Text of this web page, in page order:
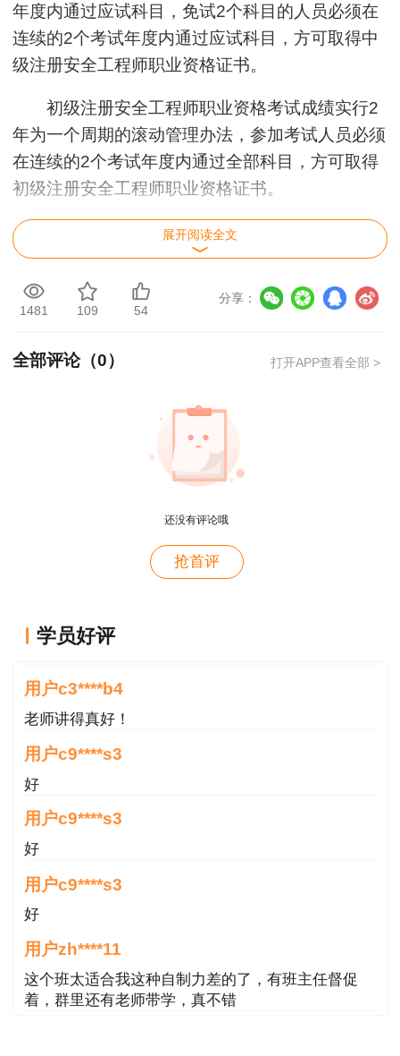
年度内通过应试科目，免试2个科目的人员必须在
连续的2个考试年度内通过应试科目，方可取得中
级注册安全工程师职业资格证书。
初级注册安全工程师职业资格考试成绩实行2
年为一个周期的滚动管理办法，参加考试人员必须
在连续的2个考试年度内通过全部科目，方可取得
初级注册安全工程师职业资格证书。
为保证中级注册安全工程师职业资格考试的平
稳过渡，新旧制度衔接按以下要求进行：
原制度文件规定有效期内的各科目合格成绩有
管理。《安全生产法及相关法律知识》《安全生产
分析》科目合格成绩分别对应《安全生产法律法
规》《安全生产管理》《安全生产技术基础》《安
全生产专业实务》科目合格成绩。
展开阅读全文
1481 109 54
分享：
全部评论（0） 打开APP查看全部 >
还没有评论哦
抢首评
学员好评
用户c3****b4
老师讲得真好！
用户c9****s3
好
用户c9****s3
好
用户c9****s3
好
用户zh****11
这个班太适合我这种自制力差的了，有班主任督促
着，群里还有老师带学，真不错
用户zh****87